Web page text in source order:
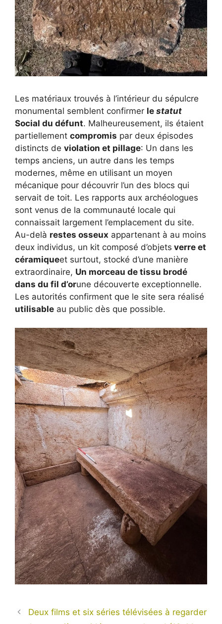
Les matériaux trouvés à l’intérieur du sépulcre
monumental semblent confirmer le statut
Social du défunt. Malheureusement, ils étaient
partiellement compromis par deux épisodes
distincts de violation et pillage: Un dans les
temps anciens, un autre dans les temps
modernes, même en utilisant un moyen
mécanique pour découvrir l’un des blocs qui
servait de toit. Les rapports aux archéologues
sont venus de la communauté locale qui
connaissait largement l’emplacement du site.
Au-delà restes osseux appartenant à au moins
deux individus, un kit composé d’objets verre et
céramiqueet surtout, stocké d’une manière
extraordinaire, Un morceau de tissu brodé
dans du fil d’orune découverte exceptionnelle.
Les autorités confirment que le site sera réalisé
utilisable au public dès que possible.
Deux films et six séries télévisées à regarder